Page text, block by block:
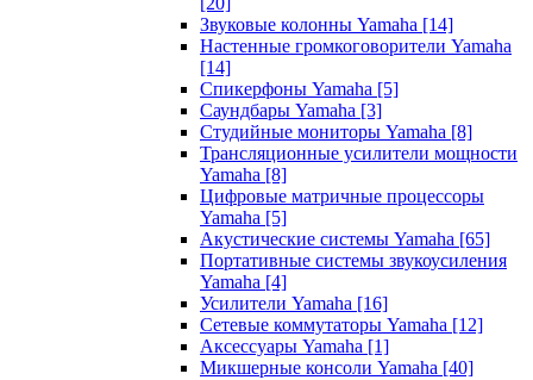
Звуковые колонны Yamaha [14]
Настенные громкоговорители Yamaha
[14]
Спикерфоны Yamaha [5]
Саундбары Yamaha [3]
Студийные мониторы Yamaha [8]
Трансляционные усилители мощности
Yamaha [8]
Цифровые матричные процессоры
Yamaha [5]
Акустические системы Yamaha [65]
Портативные системы звукоусиления
Yamaha [4]
Усилители Yamaha [16]
Сетевые коммутаторы Yamaha [12]
Аксессуары Yamaha [1]
Микшерные консоли Yamaha [40]